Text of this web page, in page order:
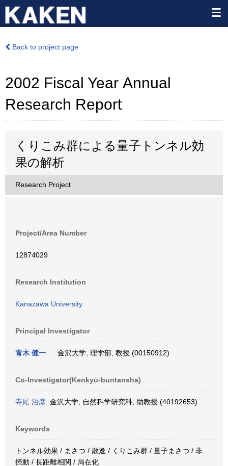
Back to project page
2002 Fiscal Year Annual
Research Report
くりこみ群による量子トンネル効
果の解析
Research Project
Project/Area Number
12874029
Research Institution
Kanazawa University
Principal Investigator
青木 健一 金沢大学, 理学部, 教授 (00150912)
Co-Investigator(Kenkyū-buntansha)
寺尾 治彦 金沢大学, 自然科学研究科, 助教授 (40192653)
Keywords
トンネル効果 / まさつ / 散逸 / くりこみ群 / 量子まさつ / 非
摂動 / 長距離相関 / 局在化